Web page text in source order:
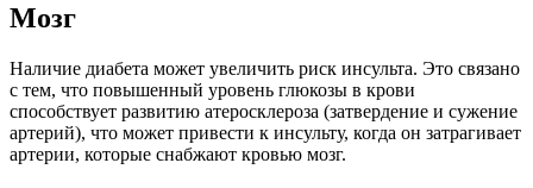
Мозг
Наличие диабета может увеличить риск инсульта. Это связано
с тем, что повышенный уровень глюкозы в крови
способствует развитию атеросклероза (затвердение и сужение
артерий), что может привести к инсульту, когда он затрагивает
артерии, которые снабжают кровью мозг.